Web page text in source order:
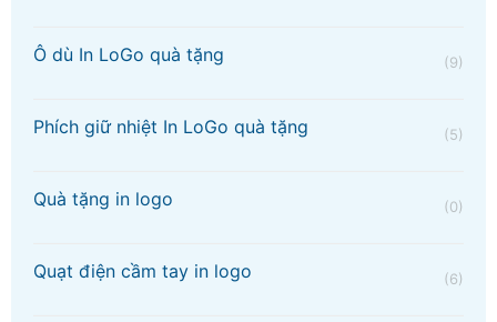
Ô dù In LoGo quà tặng (9)
Phích giữ nhiệt In LoGo quà tặng (5)
Quà tặng in logo (0)
Quạt điện cầm tay in logo (6)